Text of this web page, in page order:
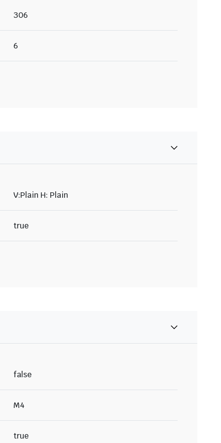
306
6
V:Plain H: Plain
true
false
M4
true